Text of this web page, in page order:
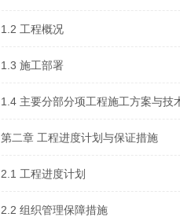
1.2 工程概况
1.3 施工部署
1.4 主要分部分项工程施工方案与技
第二章 工程进度计划与保证措施
2.1 工程进度计划
2.2 组织管理保障措施